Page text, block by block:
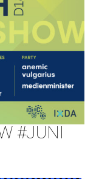
#JUNI